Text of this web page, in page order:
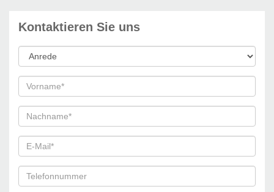
Kontaktieren Sie uns